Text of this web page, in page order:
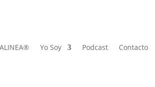
ALINEA® Yo Soy Podcast Contacto